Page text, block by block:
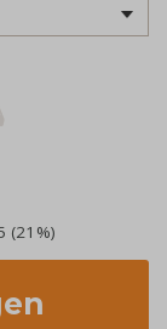
(21%)